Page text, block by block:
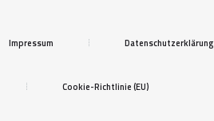
Impressum Datenschutzerklärung
Cookie-Richtlinie (EU)